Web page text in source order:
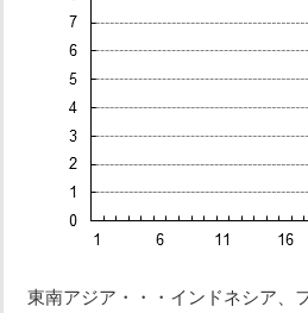
東南アジア・・・インドネシア、